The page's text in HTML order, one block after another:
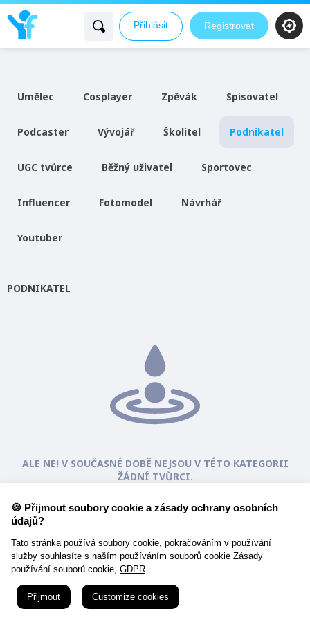
Přihlásit Registrovat
Umělec Cosplayer Zpěvák Spisovatel
Podcaster Vývojář Školitel Podnikatel
UGC tvůrce Běžný uživatel Sportovec
Influencer Fotomodel Návrhář
Youtuber
PODNIKATEL
ALE NE! V SOUČASNÉ DOBĚ NEJSOU V TÉTO KATEGORII
ŽÁDNÍ TVŮRCI.
🍪 Přijmout soubory cookie a zásady ochrany osobních
údajů?
Tato stránka používá soubory cookie, pokračováním v používání
služby souhlasíte s naším používáním souborů cookie Zásady
používání souborů cookie, GDPR
Přijmout Customize cookies